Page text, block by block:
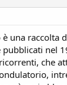
è una raccolta
pubblicati nel
che